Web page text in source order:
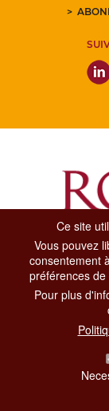
Via di San
00187 Roma
Ce site
Vous pouvez
consentement
préférences
Pour plus